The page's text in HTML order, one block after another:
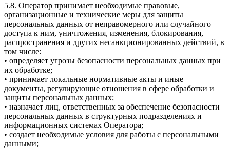
5.8. Оператор принимает необходимые правовые,
организационные и технические меры для защиты
персональных данных от неправомерного или случайного
доступа к ним, уничтожения, изменения, блокирования,
распространения и других несанкционированных действий, в
том числе:
• определяет угрозы безопасности персональных данных при
их обработке;
• принимает локальные нормативные акты и иные
документы, регулирующие отношения в сфере обработки и
защиты персональных данных;
• назначает лиц, ответственных за обеспечение безопасности
персональных данных в структурных подразделениях и
информационных системах Оператора;
• создает необходимые условия для работы с персональными
данными;